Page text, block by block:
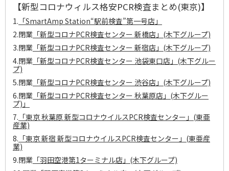
【新型コロナウィルス格安PCR検査まとめ(東京)】
1. 「SmartAmp Station“駅前検査”第一号店」
2.閉業 「新型コロナPCR検査センター 新橋店」(木下グループ)
3.閉業 「新型コロナPCR検査センター 新宿店」(木下グループ)
4.閉業 「新型コロナPCR検査センター 池袋東口店」(木下グルー
プ)
5.閉業 「新型コロナPCR検査センター 渋谷店」(木下グループ)
6.閉業 「新型コロナPCR検査センター 秋葉原店」(木下グルー
プ)」
7. 「東京 秋葉原 新型コロナウイルスPCR検査センター」(東亜
産業)
8. 「東京 新宿 新型コロナウイルスPCR検査センター」(東亜産
業)
9.閉業 「羽田空港第1ターミナル店」(木下グループ)